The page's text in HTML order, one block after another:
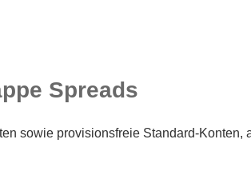
Spreads
sowie provisionsfreie Standard-Konten,